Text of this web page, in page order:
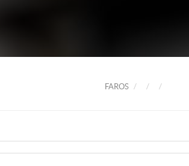
FAROS